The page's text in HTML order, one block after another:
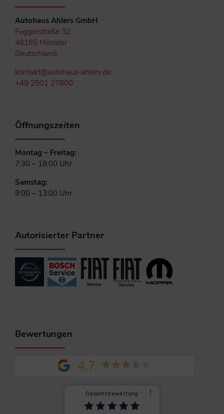
Autohaus Ahlers GmbH
Fuggerstraße 32
48165 Münster
Deutschland
kontakt@autohaus-ahlers.de
+49 2501 27800
Öffnungszeiten
Montag – Freitag:
7:30 – 18:00 Uhr
Samstag:
9:00 – 13:00 Uhr
Autorisierter Partner
Bewertungen
4,7
Gesamtbewertung ⠇